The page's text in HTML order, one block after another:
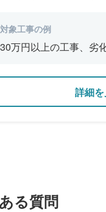
対象工事の例
30万円以上の工事、劣
詳細
る質問